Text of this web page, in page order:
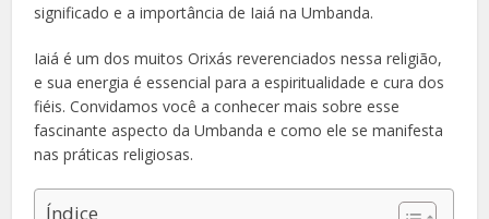
significado e a importância de Iaiá na Umbanda.
Iaiá é um dos muitos Orixás reverenciados nessa religião,
e sua energia é essencial para a espiritualidade e cura dos
fiéis. Convidamos você a conhecer mais sobre esse
fascinante aspecto da Umbanda e como ele se manifesta
nas práticas religiosas.
Índice